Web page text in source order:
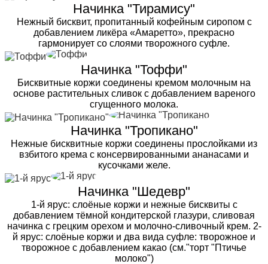
Начинка "Тирамису"
Нежный бисквит, пропитанный кофейным сиропом с
добавлением ликёра «Амаретто», прекрасно
гармонирует со слоями творожного суфле.
Начинка "Тоффи"
Бисквитные коржи соединены кремом молочным на
основе растительных сливок с добавлением вареного
сгущенного молока.
Начинка "Тропикано"
Нежные бисквитные коржи соединены прослойками из
взбитого крема с консервированными ананасами и
кусочками желе.
Начинка "Шедевр"
1-й ярус: слоёные коржи и нежные бисквиты с
добавлением тёмной кондитерской глазури, сливовая
начинка с грецким орехом и молочно-сливочный крем. 2-
й ярус: слоёные коржи и два вида суфле: творожное и
творожное с добавлением какао (см."торт "Птичье
молоко")